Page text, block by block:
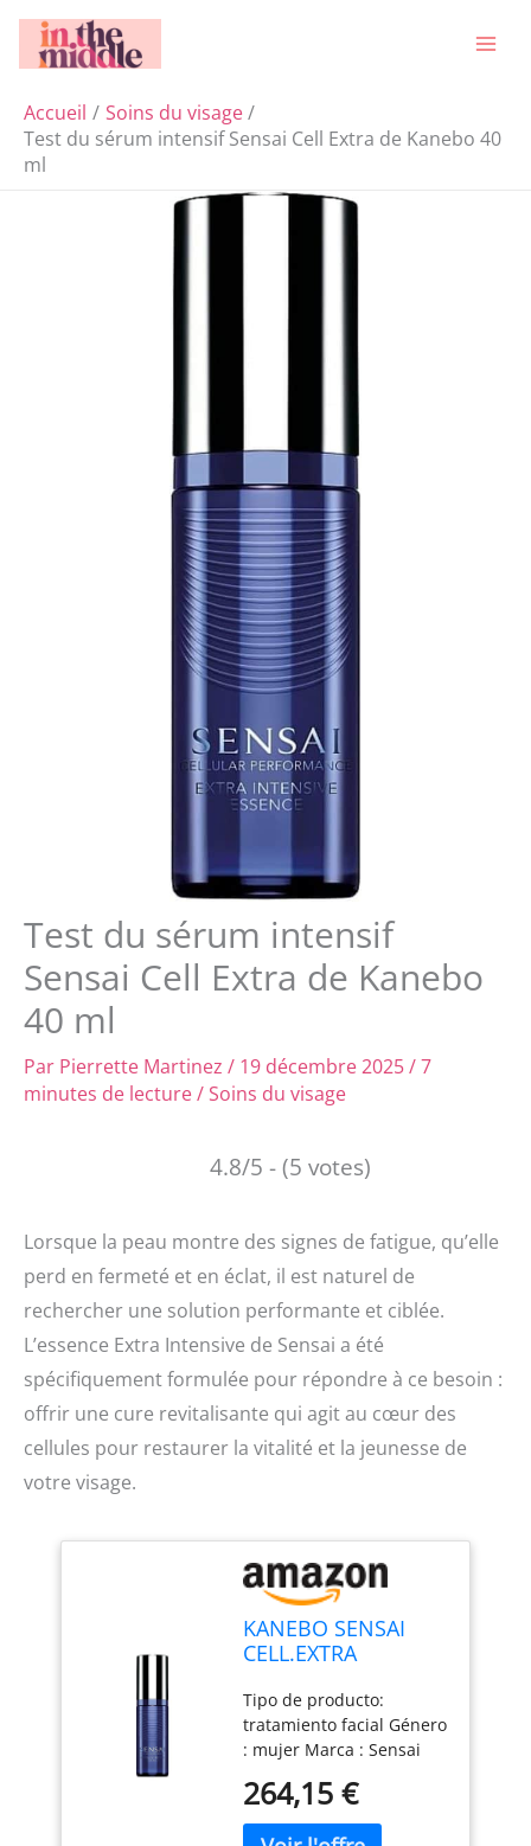
Aller
Accueil
Soins du visage
Test du sérum intensif Sensai Cell Extra de Kanebo 40
ml
Test du sérum intensif
Sensai Cell Extra de Kanebo
40 ml
Par Pierrette Martinez / 19 décembre 2025/7
minutes de lecture/Soins du visage
4.8/5 - (5 votes)
Lorsque la peau montre des signes de fatigue, qu’elle
perd en fermeté et en éclat, il est naturel de
rechercher une solution performante et ciblée.
L’essence Extra Intensive de Sensai a été
spécifiquement formulée pour répondre à ce besoin :
offrir une cure revitalisante qui agit au cœur des
cellules pour restaurer la vitalité et la jeunesse de
votre visage.
KANEBO SENSAI
CELL.EXTRA
Tipo de producto:
tratamiento facial Género
: mujer Marca : Sensai
264,15 €
Rechercher